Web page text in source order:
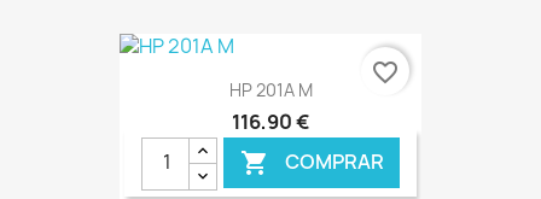
HP 201A M
116,90 €
 COMPRAR
favorite_border